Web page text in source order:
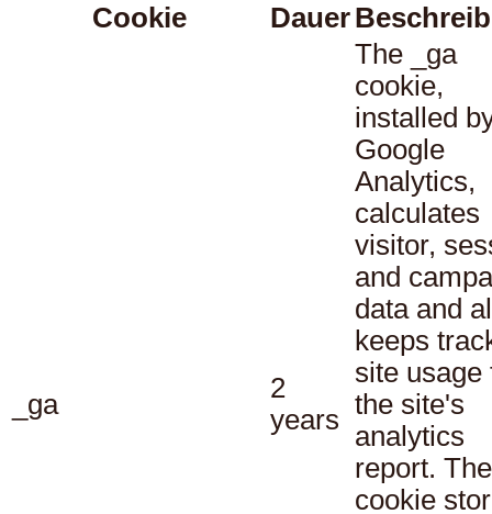
Cookie
Dauer
_ga
2
years
The _ga
cookie,
installed
Google
Analytics,
calculates
visitor,
and
data and
keeps
site usage
the site's
analytics
report. The
cookie